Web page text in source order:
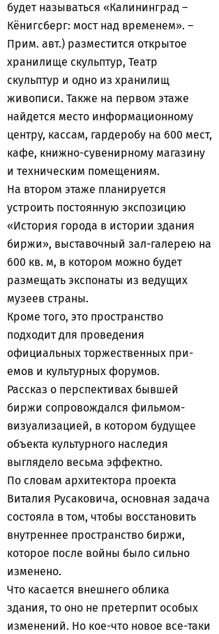
будет называться «Калининград –
Кёнигсберг: мост над временем». –
Прим. авт.) разместится открытое
хранилище скульптур, Театр
скульптур и одно из хранилищ
живописи. Также на первом этаже
найдется место информационному
центру, кассам, гардеробу на 600 мест,
кафе, книжно-сувенирному магазину
и техническим помещениям.
На втором этаже планируется
устроить постоянную экспозицию
«История города в истории здания
биржи», выставочный зал-галерею на
600 кв. м, в котором можно будет
размещать экспонаты из ведущих
музеев страны.
Кроме того, это пространство
подходит для проведения
официальных торжественных при-
емов и культурных форумов.
Рассказ о перспективах бывшей
биржи сопровождался фильмом-
визуализацией, в котором будущее
объекта культурного наследия
выглядело весьма эффектно.
По словам архитектора проекта
Виталия Русаковича, основная задача
состояла в том, чтобы восстановить
внутреннее пространство биржи,
которое после войны было сильно
изменено.
Что касается внешнего облика
здания, то оно не претерпит особых
изменений. Но кое-что новое все-таки